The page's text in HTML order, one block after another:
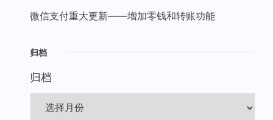
微信支付重大更新——增加零钱和转账功能
归档
归档